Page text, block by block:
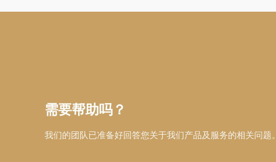
需要帮助吗？
我们的团队已准备好回答您关于我们产品及服务的相关问题。